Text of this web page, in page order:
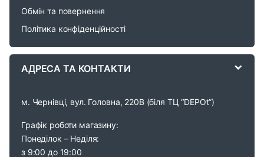
Обмін та повернення
Політика конфіденційності
АДРЕСА ТА КОНТАКТИ
м. Чернівці, вул. Головна, 220В (біля ТЦ “DEPOt”)
Графік роботи магазину:
Понеділок – Неділя:
з 9:00 до 19:00